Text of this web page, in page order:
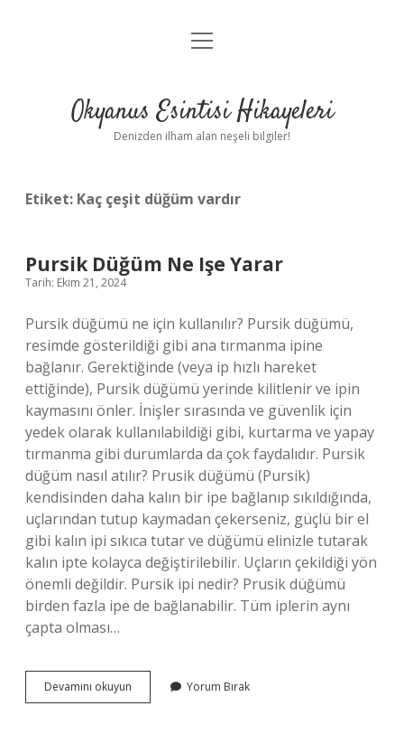
Anasayfa
Yasal Uyarı
menüyü
Okyanus Esintisi Hikayeleri
Denizden ilham alan neşeli bilgiler!
Etiket: Kaç çeşit düğüm vardır
Pursik Düğüm Ne Işe Yarar
Tarih: Ekim 21, 2024
Pursik düğümü ne için kullanılır? Pursik düğümü,
resimde gösterildiği gibi ana tırmanma ipine
bağlanır. Gerektiğinde (veya ip hızlı hareket
ettiğinde), Pursik düğümü yerinde kilitlenir ve ipin
kaymasını önler. İnişler sırasında ve güvenlik için
yedek olarak kullanılabildiği gibi, kurtarma ve yapay
tırmanma gibi durumlarda da çok faydalıdır. Pursik
düğüm nasıl atılır? Prusik düğümü (Pursik)
kendisinden daha kalın bir ipe bağlanıp sıkıldığında,
uçlarından tutup kaymadan çekerseniz, güçlü bir el
gibi kalın ipi sıkıca tutar ve düğümü elinizle tutarak
kalın ipte kolayca değiştirilebilir. Uçların çekildiği yön
önemli değildir. Pursik ipi nedir? Prusik düğümü
birden fazla ipe de bağlanabilir. Tüm iplerin aynı
çapta olması…
Devamını okuyun
Düğüm
Yorum Bırak